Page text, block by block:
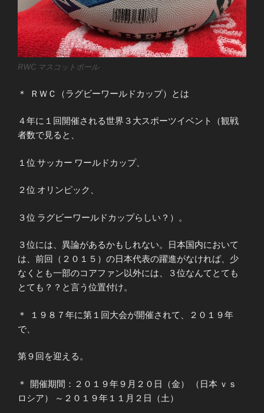
RWC マスコットボール
＊ ＲＷＣ（ラグビーワールドカップ）とは
４年に１回開催される世界３大スポーツイベント（観戦
者数で見ると、
１位 サッカー ワールドカップ、
２位 オリンピック、
３位 ラグビーワールドカップらしい？）。
３位には、異論があるかもしれない。日本国内において
は、前回（２０１５）の日本代表の躍進がなければ、少
なくとも一部のコアファン以外には、３位なんてとても
とても？？と言う位置付け。
＊ １９８７年に第１回大会が開催されて、２０１９年
で、
第９回を迎える。
＊ 開催期間：２０１９年９月２０日（金） （日本 ｖｓ
ロシア） ～２０１９年１１月２日（土）